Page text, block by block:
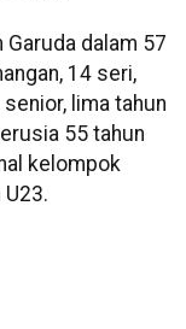
dalam 57
14 seri,
lima tahun
55 tahun
kelompok